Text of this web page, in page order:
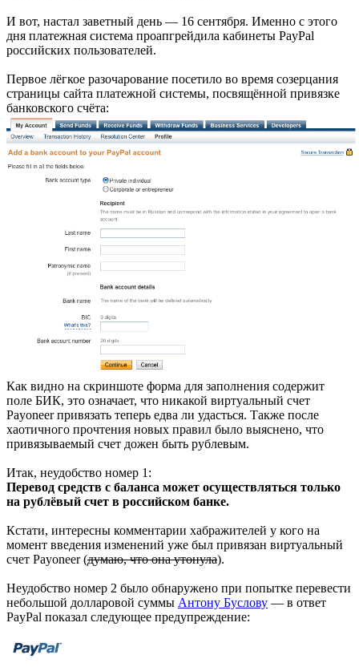
И вот, настал заветный день — 16 сентября. Именно с этого
дня платежная система проапгрейдила кабинеты PayPal
российских пользователей.
Первое лёгкое разочарование посетило во время созерцания
страницы сайта платежной системы, посвящённой привязке
банковского счёта:
Как видно на скриншоте форма для заполнения содержит
поле БИК, это означает, что никакой виртуальный счет
Payoneer привязать теперь едва ли удасться. Также после
хаотичного прочтения новых правил было выяснено, что
привязываемый счет дожен быть рублевым.
Итак, неудобство номер 1:
Перевод средств с баланса может осуществляться только
на рублёвый счет в российском банке.
Кстати, интересны комментарии хабражителей у кого на
момент введения изменений уже был привязан виртуальный
счет Payoneer (думаю, что она утонула).
Неудобство номер 2 было обнаружено при попытке перевести
небольшой долларовой суммы Антону Буслову — в ответ
PayPal показал следующее предупреждение: